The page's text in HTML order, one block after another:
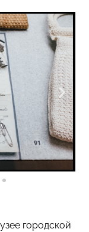
городской